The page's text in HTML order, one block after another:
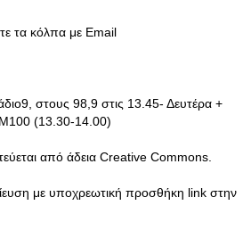
τα κόλπα με Email
στους 98,9 στις 13.45- Δευτέρα +
(13.30-14.00)
από άδεια Creative Commons.
με υποχρεωτική προσθήκη link στην